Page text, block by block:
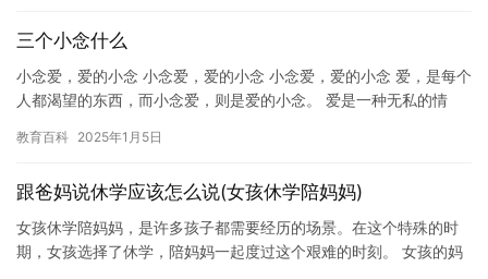
三个小念什么
小念爱，爱的小念 小念爱，爱的小念 小念爱，爱的小念 爱，是每个
人都渴望的东西，而小念爱，则是爱的小念。 爱是一种无私的情
教育百科 2025年1月5日
跟爸妈说休学应该怎么说(女孩休学陪妈妈)
女孩休学陪妈妈，是许多孩子都需要经历的场景。在这个特殊的时
期，女孩选择了休学，陪妈妈一起度过这个艰难的时刻。 女孩的妈